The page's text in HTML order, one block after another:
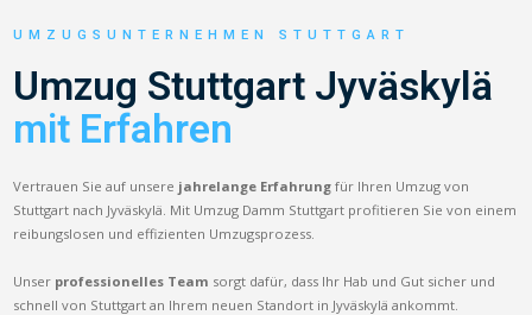
UMZUGSUNTERNEHMEN STUTTGART
Umzug Stuttgart Jyväskylä
mit Erfahren
Vertrauen Sie auf unsere jahrelange Erfahrung für Ihren Umzug von
Stuttgart nach Jyväskylä. Mit Umzug Damm Stuttgart profitieren Sie von einem
reibungslosen und effizienten Umzugsprozess.
Unser professionelles Team sorgt dafür, dass Ihr Hab und Gut sicher und
schnell von Stuttgart an Ihrem neuen Standort in Jyväskylä ankommt.